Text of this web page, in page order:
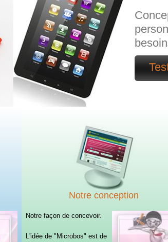
Notre conception
Notre façon de concevoir.
L'idée de "Microbos" est de